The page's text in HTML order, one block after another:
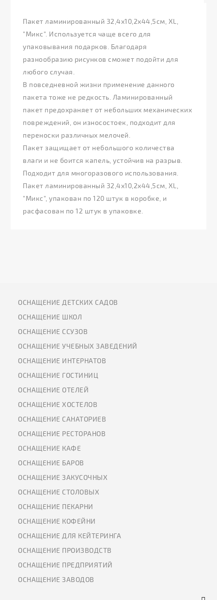
Пакет ламинированный 32,4х10,2х44,5см, ХL,
"Микс". Используется чаще всего для
упаковывания подарков. Благодаря
разнообразию рисунков сможет подойти для
любого случая.
В повседневной жизни применение данного
пакета тоже не редкость. Ламинированный
пакет предохраняет от небольших механических
повреждений, он износостоек, подходит для
переноски различных мелочей.
Пакет защищает от небольшого количества
влаги и не боится капель, устойчив на разрыв.
Подходит для многоразового использования.
Пакет ламинированный 32,4х10,2х44,5см, ХL,
"Микс", упакован по 120 штук в коробке, и
расфасован по 12 штук в упаковке.
ОСНАЩЕНИЕ ДЕТСКИХ САДОВ
ОСНАЩЕНИЕ ШКОЛ
ОСНАЩЕНИЕ ССУЗОВ
ОСНАЩЕНИЕ УЧЕБНЫХ ЗАВЕДЕНИЙ
ОСНАЩЕНИЕ ИНТЕРНАТОВ
ОСНАЩЕНИЕ ГОСТИНИЦ
ОСНАЩЕНИЕ ОТЕЛЕЙ
ОСНАЩЕНИЕ ХОСТЕЛОВ
ОСНАЩЕНИЕ САНАТОРИЕВ
ОСНАЩЕНИЕ РЕСТОРАНОВ
ОСНАЩЕНИЕ КАФЕ
ОСНАЩЕНИЕ БАРОВ
ОСНАЩЕНИЕ ЗАКУСОЧНЫХ
ОСНАЩЕНИЕ СТОЛОВЫХ
ОСНАЩЕНИЕ ПЕКАРНИ
ОСНАЩЕНИЕ КОФЕЙНИ
ОСНАЩЕНИЕ ДЛЯ КЕЙТЕРИНГА
ОСНАЩЕНИЕ ПРОИЗВОДСТВ
ОСНАЩЕНИЕ ПРЕДПРИЯТИЙ
ОСНАЩЕНИЕ ЗАВОДОВ